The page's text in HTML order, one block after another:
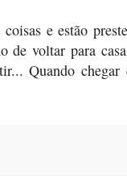
e estão
de voltar para
Quando chegar